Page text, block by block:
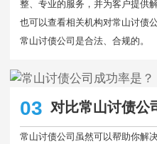
整、专业的服务，并为客户提供
也可以查看相关机构对常山讨债
常山讨债公司是合法、合规的。
03 对比常山讨债公
常山讨债公司虽然可以帮助你解